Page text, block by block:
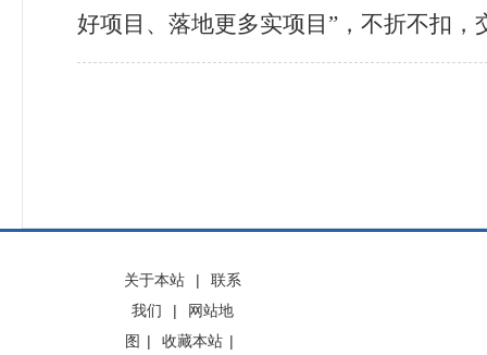
好项目、落地更多实项目 ” ，不折不扣
关于本站 |
联系
我们
|
网站地
图 | 收藏本站 |